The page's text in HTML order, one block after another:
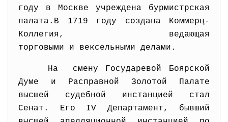
году в Москве учреждена бурмистрская
палата.В 1719 году создана Коммерц-
Коллегия, ведающая
торговыми и вексельными делами.
На смену Государевой Боярской
Думе и Расправной Золотой Палате
высшей судебной инстанцией стал
Сенат. Его IV Департамент, бывший